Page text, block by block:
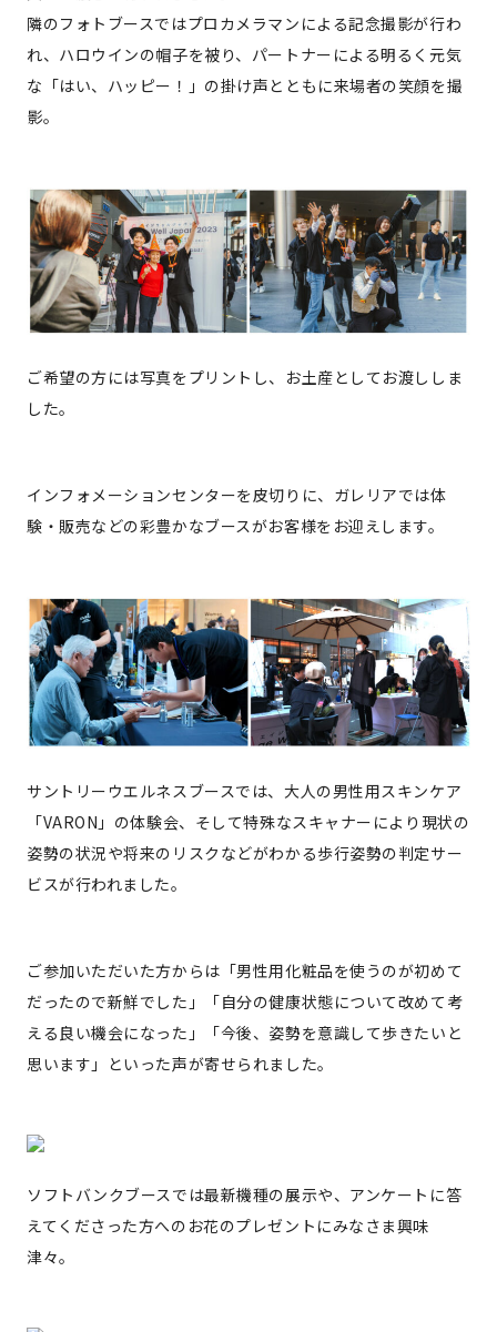
隣のフォトブースではプロカメラマンによる記念撮影が行わ
れ、ハロウインの帽子を被り、パートナーによる明るく元気
な「はい、ハッピー！」の掛け声とともに来場者の笑顔を撮
影。
ご希望の方には写真をプリントし、お土産としてお渡ししま
した。
インフォメーションセンターを皮切りに、ガレリアでは体
験・販売などの彩豊かなブースがお客様をお迎えします。
サントリーウエルネスブースでは、大人の男性用スキンケア
「VARON」の体験会、そして特殊なスキャナーにより現状の
姿勢の状況や将来のリスクなどがわかる歩行姿勢の判定サー
ビスが行われました。
ご参加いただいた方からは「男性用化粧品を使うのが初めて
だったので新鮮でした」「自分の健康状態について改めて考
える良い機会になった」「今後、姿勢を意識して歩きたいと
思います」といった声が寄せられました。
ソフトバンクブースでは最新機種の展示や、アンケートに答
えてくださった方へのお花のプレゼントにみなさま興味
津々。